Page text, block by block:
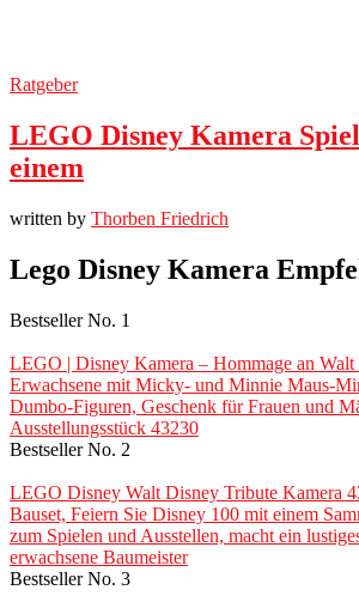
Ratgeber
LEGO Disney Kamera
einem
written by Thorben Friedrich
Lego Disney Kamera
Bestseller No. 1
LEGO | Disney Kamera – Hommage an Walt
Erwachsene mit Micky- und Minnie Maus-
Dumbo-Figuren, Geschenk für Frauen und
Ausstellungsstück 43230
Bestseller No. 2
LEGO Disney Walt Disney Tribute Kamera
Bauset, Feiern Sie Disney 100 mit einem
zum Spielen und Ausstellen, macht ein
erwachsene Baumeister
Bestseller No. 3